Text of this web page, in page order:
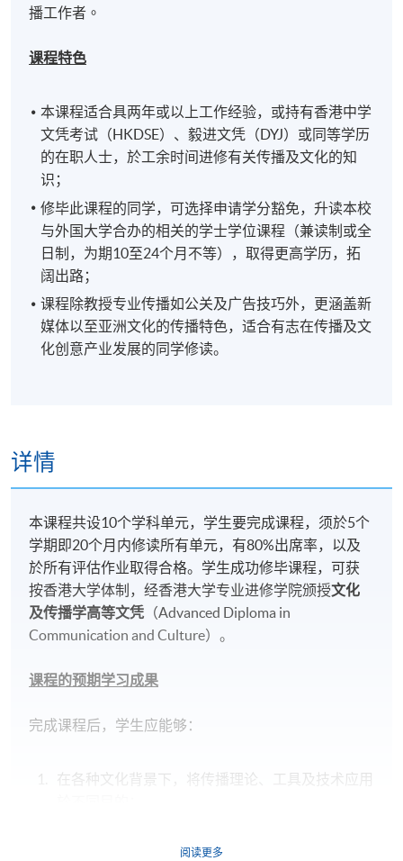
播工作者 。
课程特色
本课程适合具两年或以上工作经验，或持有香港中学
文凭考试（HKDSE）、毅进文凭（DYJ）或同等学历
的在职人士，於工余时间进修有关传播及文化的知
识；
修毕此课程的同学，可选择申请学分豁免，升读本校
与外国大学合办的相关的学士学位课程（兼读制或全
日制，为期10至24个月不等），取得更高学历，拓
阔出路；
课程除教授专业传播如公关及广告技巧外，更涵盖新
媒体以至亚洲文化的传播特色，适合有志在传播及文
化创意产业发展的同学修读。
详情
本课程共设10个学科单元，学生要完成课程，须於5个
学期即20个月内修读所有单元，有80%出席率，以及
於所有评估作业取得合格。学生成功修毕课程，可获
按香港大学体制，经香港大学专业进修学院颁授文化
及传播学高等文凭 （Advanced Diploma in
Communication and Culture）。
课程的预期学习成果
完成课程后，学生应能够：
在各种文化背景下，将传播理论、工具及技术应用
方式，以及媒体与亚洲社区形式之间的关系；
阅读更多